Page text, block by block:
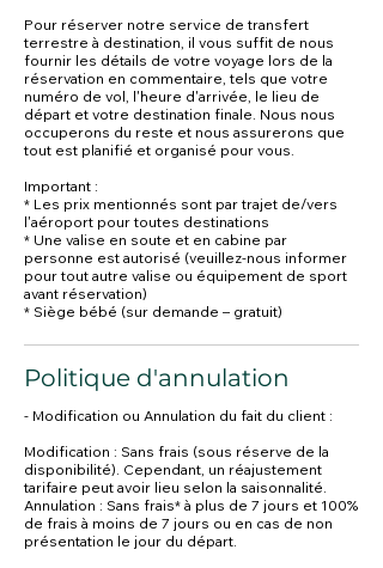
Pour réserver notre service de transfert
terrestre à destination, il vous suffit de nous
fournir les détails de votre voyage lors de la
réservation en commentaire, tels que votre
numéro de vol, l'heure d'arrivée, le lieu de
départ et votre destination finale. Nous nous
occuperons du reste et nous assurerons que
tout est planifié et organisé pour vous.
Important :
* Les prix mentionnés sont par trajet de/vers
l'aéroport pour toutes destinations
* Une valise en soute et en cabine par
personne est autorisé (veuillez-nous informer
pour tout autre valise ou équipement de sport
avant réservation)
Politique d'annulation
- Modification ou Annulation du fait du client :
Modification : Sans frais (sous réserve de la
disponibilité). Cependant, un réajustement
tarifaire peut avoir lieu selon la saisonnalité.
Annulation : Sans frais* à plus de 7 jours et 100%
de frais à moins de 7 jours ou en cas de non
présentation le jour du départ.